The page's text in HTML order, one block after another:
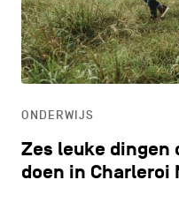
ONDERWIJS
ONTDEKKEN
ONDERWIJS
Zes leuke
doen in Charleroi